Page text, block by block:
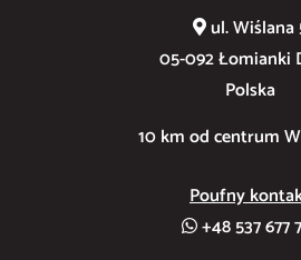
ul. Wiślana
05-092 Łomianki
Polska
10 km od centrum
Poufny
+48 537 677